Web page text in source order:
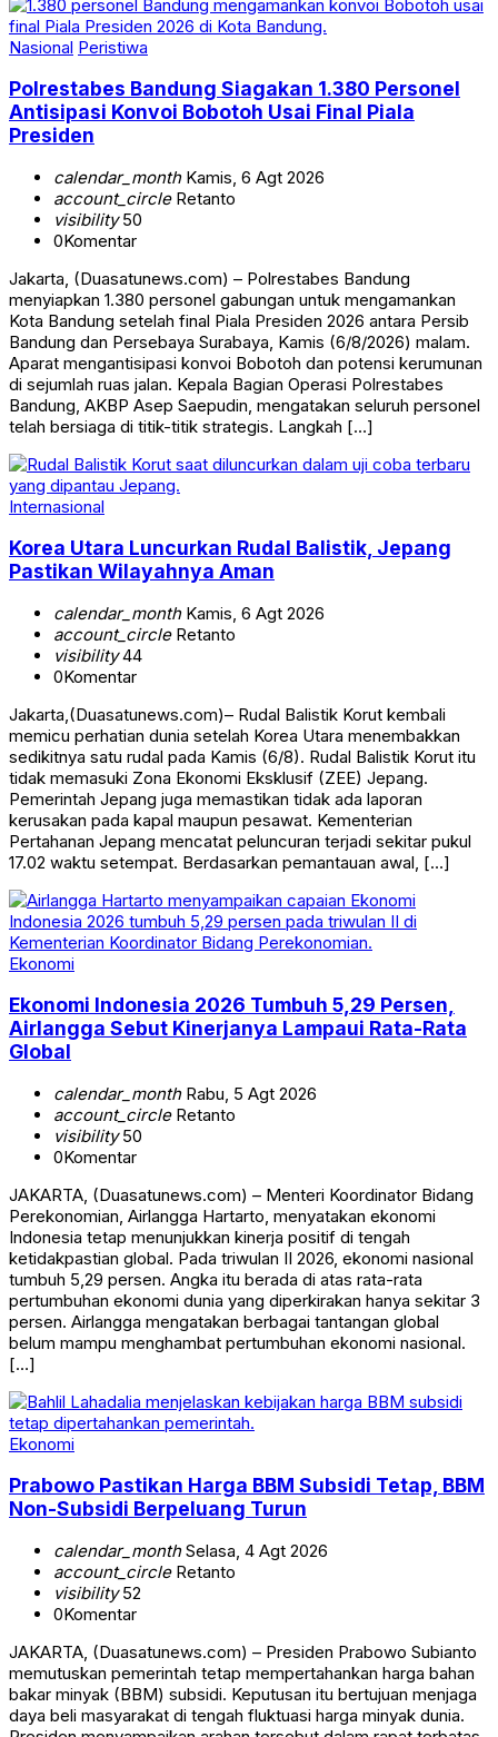
Nasional Peristiwa
Polrestabes Bandung Siagakan 1.380 Personel
Antisipasi Konvoi Bobotoh Usai Final Piala
Presiden
calendar_monthKamis, 6 Agt 2026
account_circleRetanto
visibility50
0Komentar
Jakarta, (Duasatunews.com) – Polrestabes Bandung
menyiapkan 1.380 personel gabungan untuk mengamankan
Kota Bandung setelah final Piala Presiden 2026 antara Persib
Bandung dan Persebaya Surabaya, Kamis (6/8/2026) malam.
Aparat mengantisipasi konvoi Bobotoh dan potensi kerumunan
di sejumlah ruas jalan. Kepala Bagian Operasi Polrestabes
Bandung, AKBP Asep Saepudin, mengatakan seluruh personel
telah bersiaga di titik-titik strategis. Langkah […]
Internasional
Korea Utara Luncurkan Rudal Balistik, Jepang
Pastikan Wilayahnya Aman
calendar_monthKamis, 6 Agt 2026
account_circleRetanto
visibility44
0Komentar
Jakarta,(Duasatunews.com)– Rudal Balistik Korut kembali
memicu perhatian dunia setelah Korea Utara menembakkan
sedikitnya satu rudal pada Kamis (6/8). Rudal Balistik Korut itu
tidak memasuki Zona Ekonomi Eksklusif (ZEE) Jepang.
Pemerintah Jepang juga memastikan tidak ada laporan
kerusakan pada kapal maupun pesawat. Kementerian
Pertahanan Jepang mencatat peluncuran terjadi sekitar pukul
17.02 waktu setempat. Berdasarkan pemantauan awal, […]
Ekonomi
Ekonomi Indonesia 2026 Tumbuh 5,29 Persen,
Airlangga Sebut Kinerjanya Lampaui Rata-Rata
Global
calendar_monthRabu, 5 Agt 2026
account_circleRetanto
visibility50
0Komentar
JAKARTA, (Duasatunews.com) – Menteri Koordinator Bidang
Perekonomian, Airlangga Hartarto, menyatakan ekonomi
Indonesia tetap menunjukkan kinerja positif di tengah
ketidakpastian global. Pada triwulan II 2026, ekonomi nasional
tumbuh 5,29 persen. Angka itu berada di atas rata-rata
pertumbuhan ekonomi dunia yang diperkirakan hanya sekitar 3
persen. Airlangga mengatakan berbagai tantangan global
belum mampu menghambat pertumbuhan ekonomi nasional.
[…]
Ekonomi
Prabowo Pastikan Harga BBM Subsidi Tetap, BBM
Non-Subsidi Berpeluang Turun
calendar_monthSelasa, 4 Agt 2026
account_circleRetanto
visibility52
0Komentar
JAKARTA, (Duasatunews.com) – Presiden Prabowo Subianto
memutuskan pemerintah tetap mempertahankan harga bahan
bakar minyak (BBM) subsidi. Keputusan itu bertujuan menjaga
daya beli masyarakat di tengah fluktuasi harga minyak dunia.